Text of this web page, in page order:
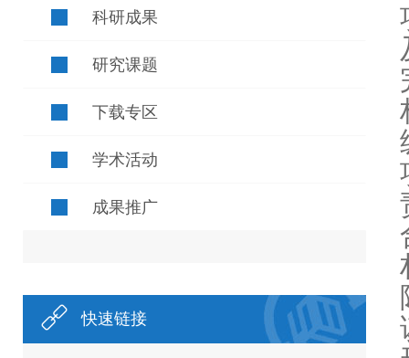
科研成果
研究课题
下载专区
学术活动
成果推广
快速链接